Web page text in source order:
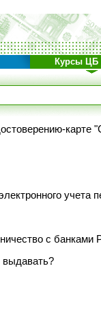
Курсы
карте
учета
с банками
выдавать?